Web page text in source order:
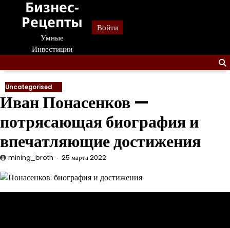
Перейти
содержанию
Бизнес-
Рецепты
Умные
Инвестиции
Войти
Uncategorised
Иван Понасенков —
потрясающая биография и
впечатляющие достижения
mining_broth 25 марта 2022